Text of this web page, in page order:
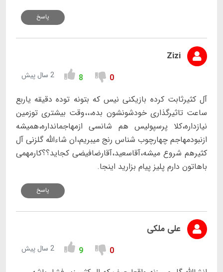
پاسخ
Zizi
0
8 2 سال پیش
آل کثیرثابت کرده بازیکنی نیس که بتونه توده دقیقه یاربع
ساعت تاثیرگذاری خودشونشون بده،،،وقت بیشتری توزمین
نیازداره،کلا پرسپولیس هم شانسی ازمهاجمانداره،همیشه
ازنبودمهاجم چهارچوب شناس رنج میبریم،ان شاءالله گلزنی آل
کثیرهم شروع میشه،آقاسعید،آقارضافیضی کجاید؟؟کارمهمی
باهاتون دارم پلیز پیام بزارید اینجا.
پاسخ
علی ملکی
0
9 2 سال پیش